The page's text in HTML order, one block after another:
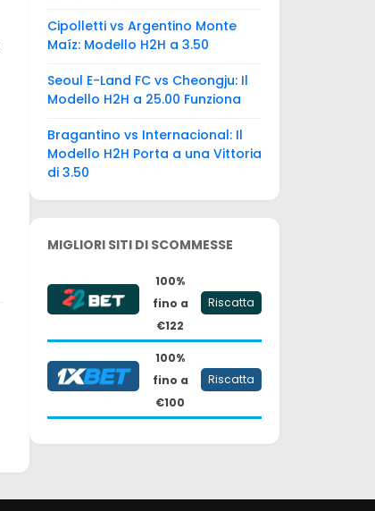
Cipolletti vs Argentino Monte
Maíz: Modello H2H a 3.50
Seoul E-Land FC vs Cheongju: Il
Modello H2H a 25.00 Funziona
Bragantino vs Internacional: Il
Modello H2H Porta a una Vittoria
di 3.50
MIGLIORI SITI DI SCOMMESSE
100%
fino a
€122
Riscatta
100%
fino a
€100
Riscatta